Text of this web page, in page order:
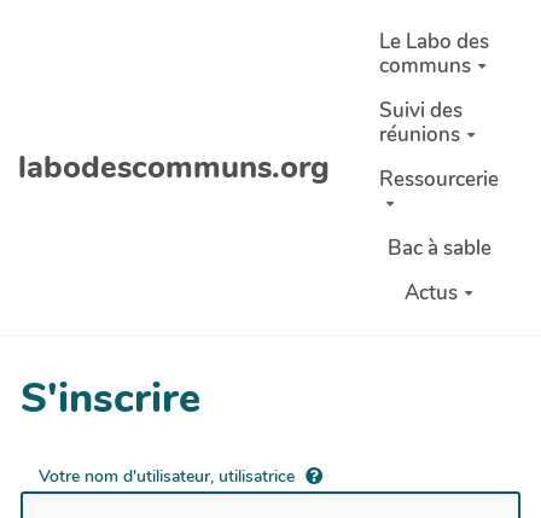
labodescommuns.org
Le Labo des
communs
Suivi des
réunions
Ressourcerie
Bac à sable
Actus
S'inscrire
Votre nom d'utilisateur, utilisatrice